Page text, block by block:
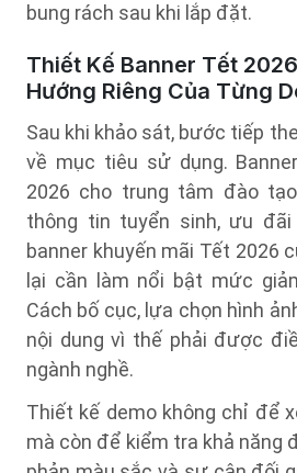
bung rách sau khi lắp đặt.
Thiết Kế Banner Tết
Hướng Riêng Của Từng
Sau khi khảo sát, bước tiếp
về mục tiêu sử dụng.
2026 cho trung tâm đào
thông tin tuyển sinh, ưu
banner khuyến mãi Tết 2026
lại cần làm nổi bật mức
Cách bố cục, lựa chọn hình
nội dung vì thế phải được
ngành nghề.
Thiết kế demo không chỉ để
mà còn để kiểm tra khả năng